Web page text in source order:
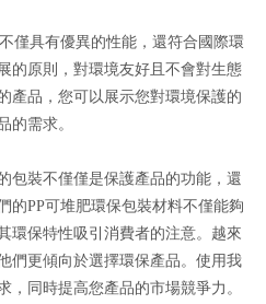
僅具有優異的性能，還符合國際環
的原則，對環境友好且不會對生態
產品，您可以展示您對環境保護的
的需求。
包裝不僅僅是保護產品的功能，還
的PP可堆肥環保包裝材料不僅能夠
環保特性吸引消費者的注意。越來
們更傾向於選擇環保產品。使用我
，同時提高您產品的市場競爭力。